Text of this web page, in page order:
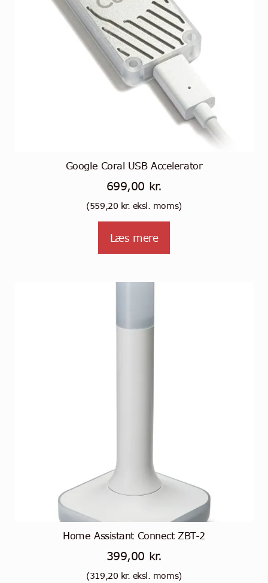
Google Coral USB Accelerator
699,00 kr.
(559,20 kr. eksl. moms)
Læs mere
Home Assistant Connect ZBT-2
399,00 kr.
(319,20 kr. eksl. moms)